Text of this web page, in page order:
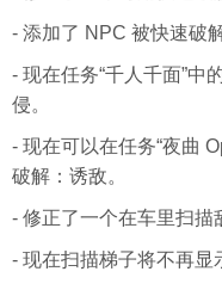
- 添加了 NPC 被快速破
- 现在任务“千人千面”中
侵。
- 现在可以在任务“夜曲
破解：诱敌。
- 修正了一个在车里扫描
- 现在扫描梯子将不再显